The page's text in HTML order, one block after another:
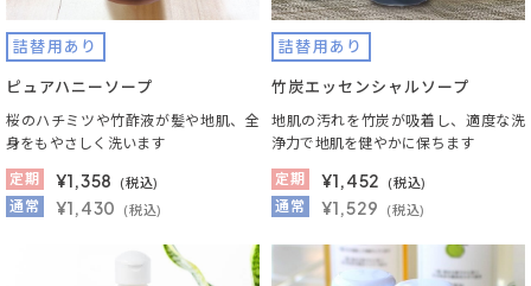
詰替用あり
ピュアハニーソープ
桜のハチミツや竹酢液が髪や地肌、全
身をもやさしく洗います
定期
¥1,358 (税込)
通常 ¥1,430 (税込)
詰替用あり
竹炭エッセンシャルソープ
地肌の汚れを竹炭が吸着し、適度な洗
浄力で地肌を健やかに保ちます
定期
¥1,452 (税込)
通常 ¥1,529 (税込)